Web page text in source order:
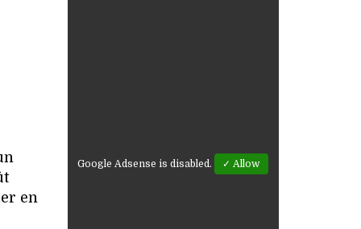
en
Google Adsense is disabled. ✓ Allow